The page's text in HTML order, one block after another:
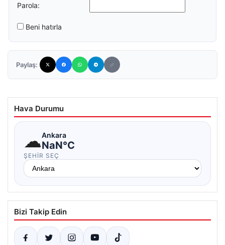
Parola:
Beni hatırla
Paylaş:
Hava Durumu
☁Ankara
NaN°C
ŞEHIR SEÇ
Bizi Takip Edin